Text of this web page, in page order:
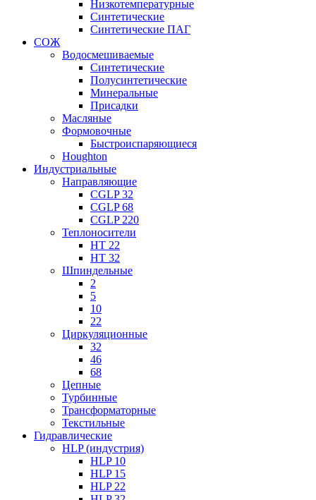
Низкотемпературные
Синтетические
Синтетические ПАГ
СОЖ
Водосмешиваемые
Синтетические
Полусинтетические
Минеральные
Присадки
Масляные
Формовочные
Быстроиспаряющиеся
Houghton
Индустриальные
Направляющие
CGLP 32
CGLP 68
CGLP 220
Теплоносители
HT 22
HT 32
Шпиндельные
2
5
10
22
Циркуляционные
32
46
68
Цепные
Турбинные
Трансформаторные
Текстильные
Гидравлические
HLP (индустрия)
HLP 10
HLP 15
HLP 22